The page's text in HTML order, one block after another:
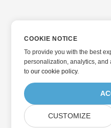
COOKIE NOTICE
To provide you with the best
personalization, analytics, and
toour cookie policy.
CUSTOMIZE